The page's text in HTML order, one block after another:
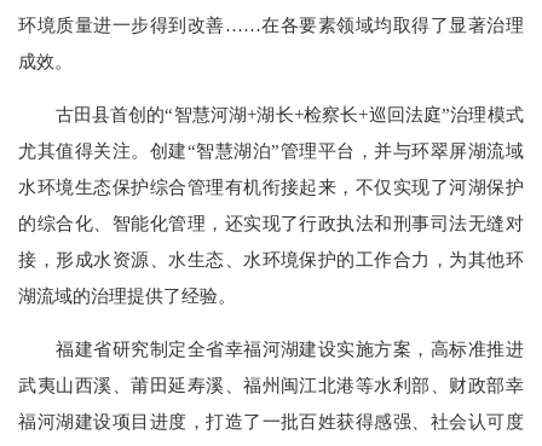
环境质量进一步得到改善……在各要素领域均取得了显著治理
成效。
古田县首创的“智慧河湖+湖长+检察长+巡回法庭”治理模式
尤其值得关注。创建“智慧湖泊”管理平台，并与环翠屏湖流域
水环境生态保护综合管理有机衔接起来，不仅实现了河湖保护
的综合化、智能化管理，还实现了行政执法和刑事司法无缝对
接，形成水资源、水生态、水环境保护的工作合力，为其他环
湖流域的治理提供了经验。
福建省研究制定全省幸福河湖建设实施方案，高标准推进
武夷山西溪、莆田延寿溪、福州闽江北港等水利部、财政部幸
福河湖建设项目进度，打造了一批百姓获得感强、社会认可度